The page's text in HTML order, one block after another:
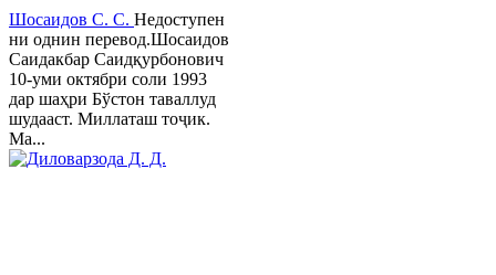
Шосаидов С. С. Недоступен
ни однин перевод.Шосаидов
Саидакбар Саидқурбонович
10-уми октябри соли 1993
дар шаҳри Бўстон таваллуд
шудааст. Миллаташ тоҷик.
Ма...